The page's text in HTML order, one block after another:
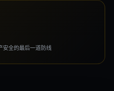
安全的最后一道防线